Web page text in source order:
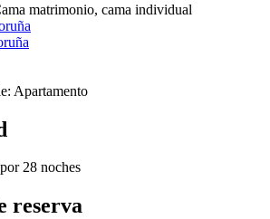
matrimonio, cama individual
Apartamento
por 28 noches
reserva